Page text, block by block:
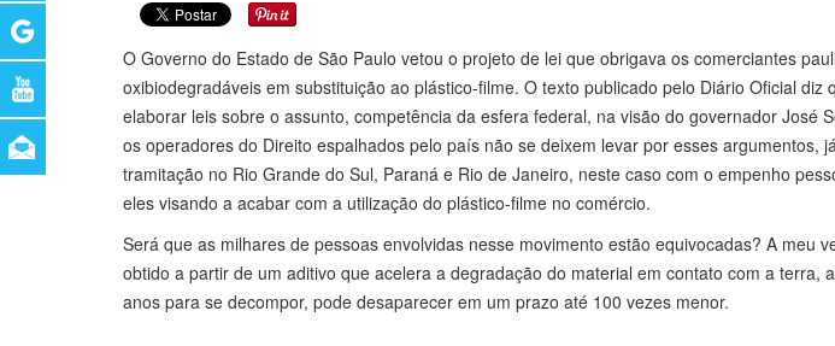
O Governo do Estado de São Paulo vetou o projeto de lei que obrigava os comerciantes
oxibiodegradáveis em substituição ao plástico-filme. O texto publicado pelo Diário Oficial diz
elaborar leis sobre o assunto, competência da esfera federal, na visão do governador José
os operadores do Direito espalhados pelo país não se deixem levar por esses argumentos,
tramitação no Rio Grande do Sul, Paraná e Rio de Janeiro, neste caso com o empenho
eles visando a acabar com a utilização do plástico-filme no comércio.
Será que as milhares de pessoas envolvidas nesse movimento estão equivocadas? A meu
obtido a partir de um aditivo que acelera a degradação do material em contato com a terra,
anos para se decompor, pode desaparecer em um prazo até 100 vezes menor.